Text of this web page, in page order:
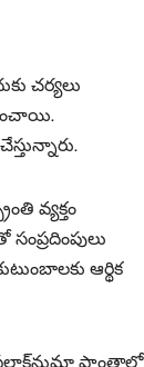
చర్యలు
వ్యక్తం
ఆర్థిక
ప్రాంతాల్లో